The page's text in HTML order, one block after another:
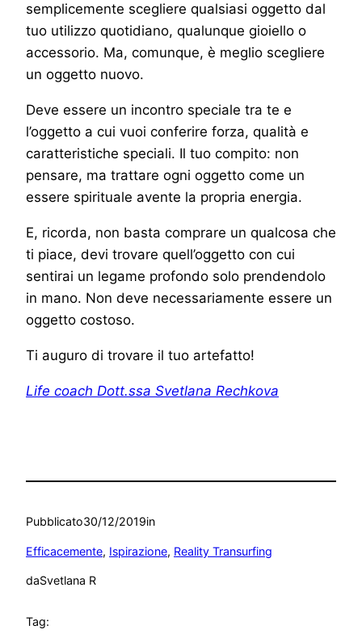
semplicemente scegliere qualsiasi oggetto dal
tuo utilizzo quotidiano, qualunque gioiello o
accessorio. Ma, comunque, è meglio scegliere
un oggetto nuovo.
Deve essere un incontro speciale tra te e
l’oggetto a cui vuoi conferire forza, qualità e
caratteristiche speciali. Il tuo compito: non
pensare, ma trattare ogni oggetto come un
essere spirituale avente la propria energia.
E, ricorda, non basta comprare un qualcosa che
ti piace, devi trovare quell’oggetto con cui
sentirai un legame profondo solo prendendolo
in mano. Non deve necessariamente essere un
oggetto costoso.
Ti auguro di trovare il tuo artefatto!
Life coach Dott.ssa Svetlana Rechkova
Pubblicato30/12/2019in
Efficacemente, Ispirazione, Reality Transurfing
daSvetlana R
Tag: